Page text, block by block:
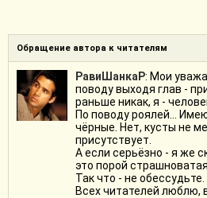
Обращение автора к читателям
РавиШанкаР: Мои
поводу выходя глав -
раньше никак, я -
По поводу роялей...
чёрные. Нет, кусты не
присутствует.
А если серьёзно - я же
это порой
Так что - не обессудьте.
Всех читателей люблю,